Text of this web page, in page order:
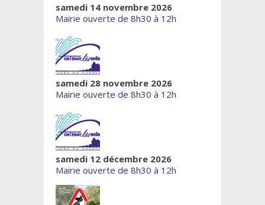
samedi 14 novembre 2026
Mairie ouverte de 8h30 à 12h
samedi 28 novembre 2026
Mairie ouverte de 8h30 à 12h
samedi 12 décembre 2026
Mairie ouverte de 8h30 à 12h